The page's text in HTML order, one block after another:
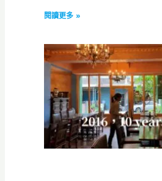
閱讀更多 »